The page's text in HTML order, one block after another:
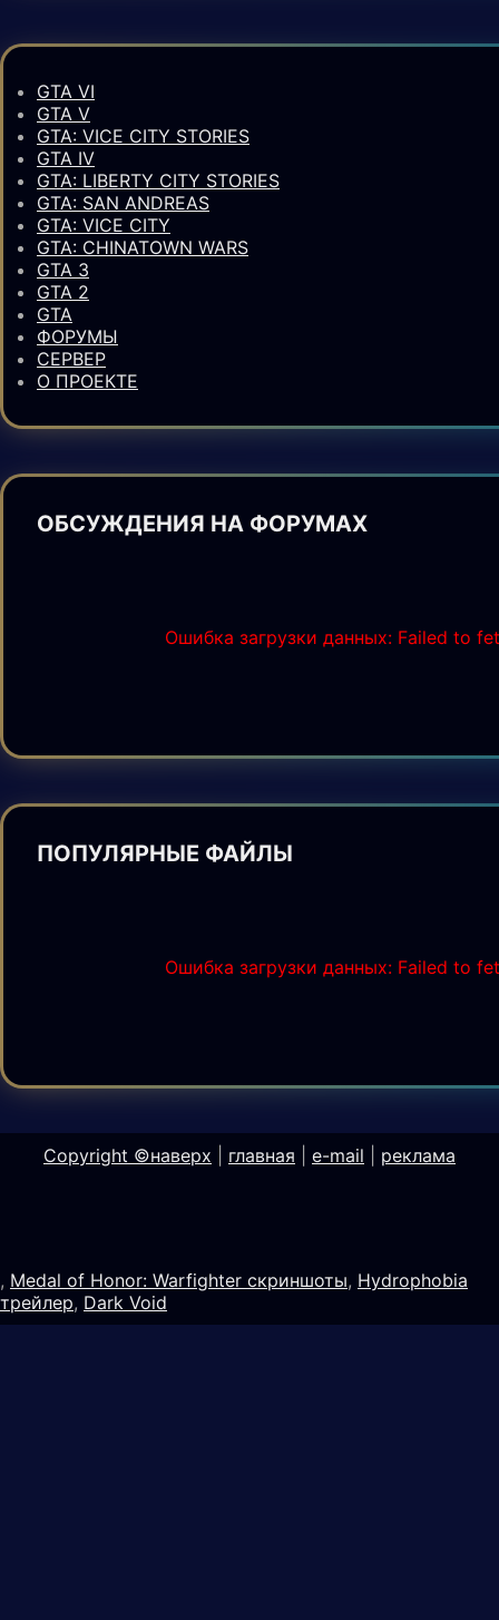
GTA VI
GTA V
GTA: VICE CITY STORIES
GTA IV
GTA: LIBERTY CITY STORIES
GTA: SAN ANDREAS
GTA: VICE CITY
GTA: CHINATOWN WARS
GTA 3
GTA 2
GTA
ФОРУМЫ
СЕРВЕР
О ПРОЕКТЕ
ОБСУЖДЕНИЯ НА ФОРУМАХ
Ошибка загрузки данных: Failed to
ПОПУЛЯРНЫЕ ФАЙЛЫ
Ошибка загрузки данных: Failed to
Copyright ©наверх главная e-mail реклама
, Medal of Honor: Warfighter скриншоты, Hydrophobia
трейлер, Dark Void